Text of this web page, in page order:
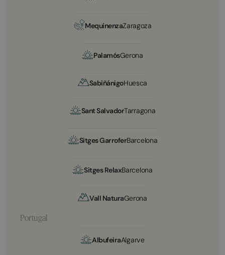
MequinenzaZaragoza
PalamósGerona
SabiñánigoHuesca
Sant SalvadorTarragona
Sitges GarroferBarcelona
Sitges RelaxBarcelona
Vall NaturaGerona
Portugal
AlbufeiraAlgarve